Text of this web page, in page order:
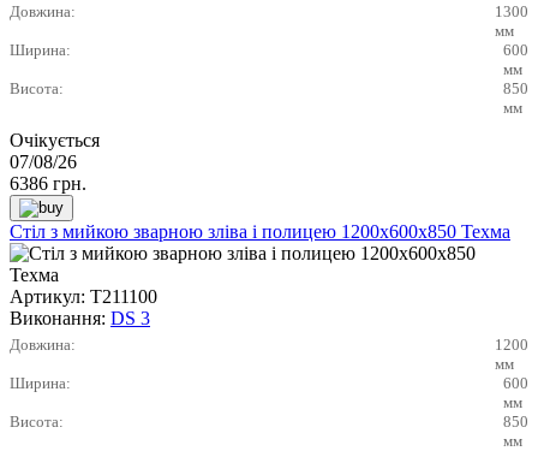
Довжина:
1300
мм
Ширина:
600
мм
Висота:
850
мм
Очікується
07/08/26
6386 грн.
Стіл з мийкою зварною зліва і полицею 1200х600х850 Техма
Артикул: Т211100
Виконання: DS 3
Довжина:
1200
мм
Ширина:
600
мм
Висота:
850
мм